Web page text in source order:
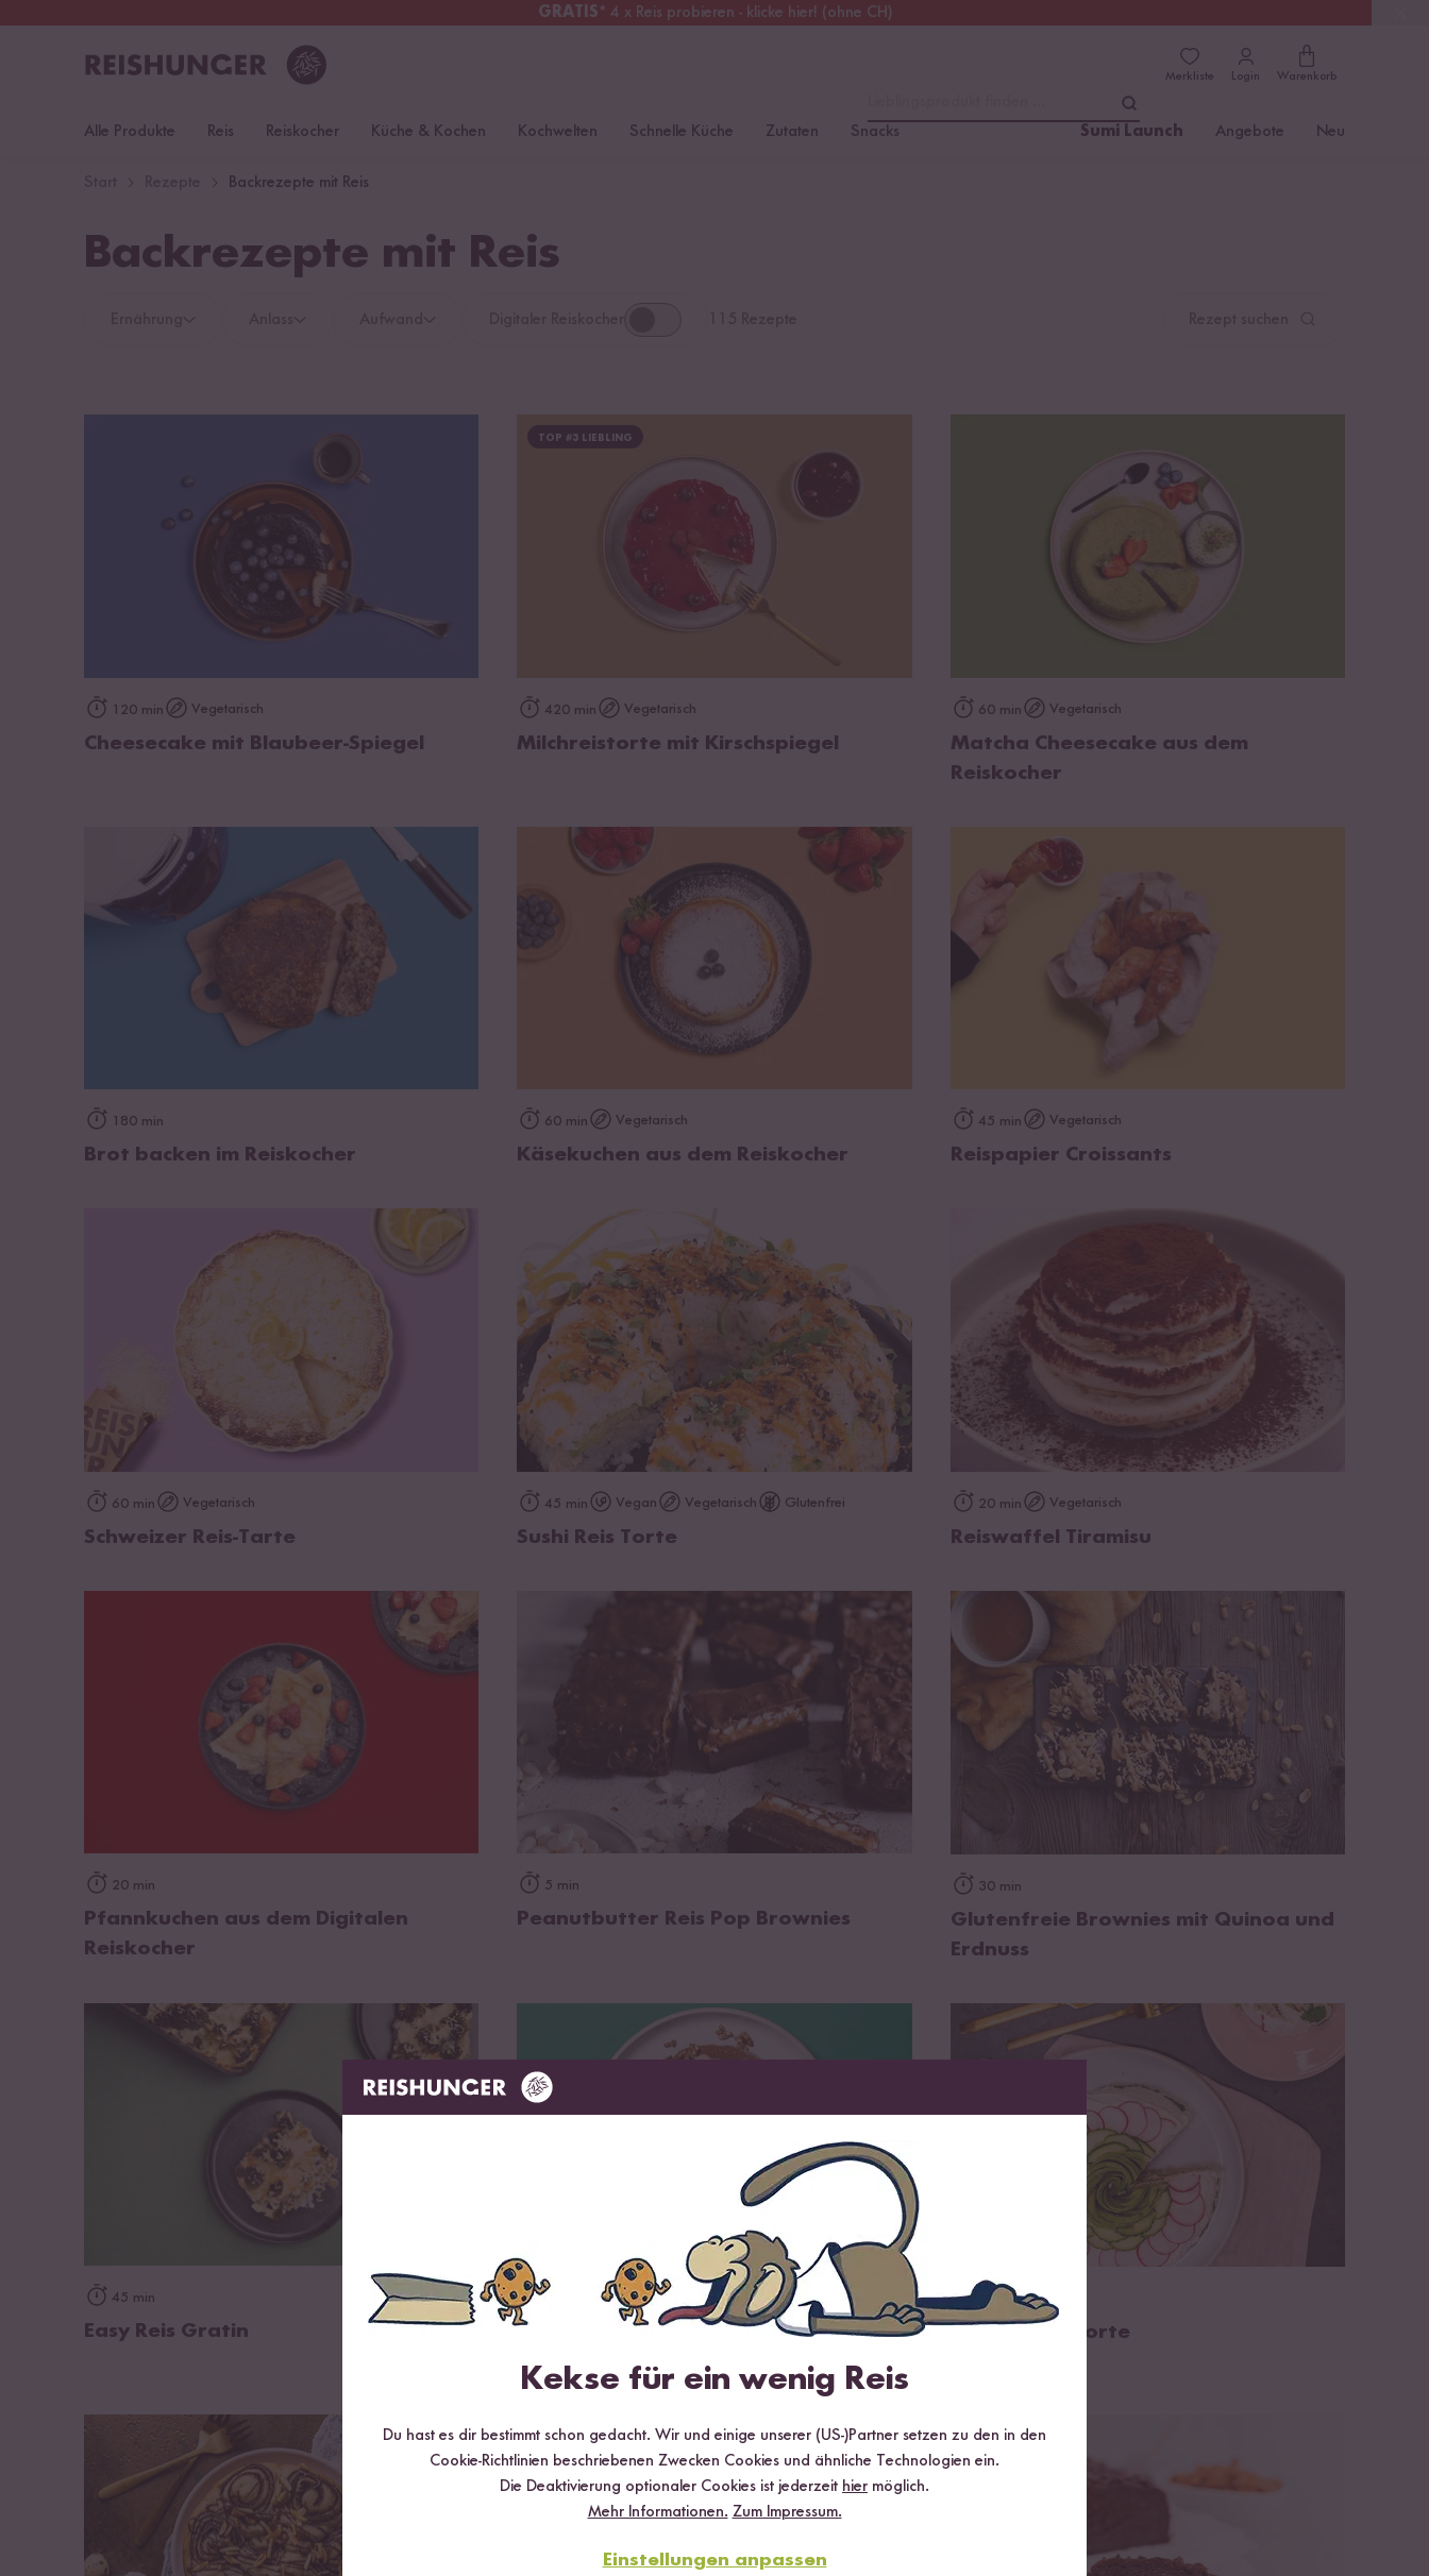
GRATIS* 4 x Reis probieren - klicke hier! (ohne CH)
Alle Zölle & Steuern inklusive
Merkliste Login Warenkorb
Alle Produkte Reis Reiskocher Küche & Kochen Kochwelten Schnelle Küche Zutaten Snacks Sumi Launch Angebote Neu
Backrezepte mit Reis
Backrezepte mit Reis
120 min Vegetarisch
Cheesecake mit Blaubeer-Spiegel
TOP #3 LIEBLING
420 min Vegetarisch
Milchreistorte mit Kirschspiegel
60 min Vegetarisch
Matcha Cheesecake aus dem
Reiskocher
180 min
Brot backen im Reiskocher
60 min Vegetarisch
Käsekuchen aus dem Reiskocher
45 min Vegetarisch
Reispapier Croissants
60 min Vegetarisch
Schweizer Reis-Tarte
zum Rezept
45 min Vegan Vegetarisch Glutenfrei
Sushi Reis Torte
20 min Vegetarisch
Reiswaffel Tiramisu
20 min
Pfannkuchen aus dem Digitalen
Reiskocher
5 min
Peanutbutter Reis Pop Brownies
30 min
Glutenfreie Brownies mit Quinoa und
Erdnuss
zum Rezept
45 min
Easy Reis Gratin
zum Rezept
Pumpkin Spiced Kürbis-Orangen-
Kuchen
30 min
7-Cerealien-Torte
Kekse für ein wenig Reis
Du hast es dir bestimmt schon gedacht. Wir und einige unserer (US-)Partner setzen zu den in den
Cookie-Richtlinien beschriebenen Zwecken Cookies und ähnliche Technologien ein.
Die Deaktivierung optionaler Cookies ist jederzeit hier möglich.
Mehr Informationen. Zum Impressum.
Einstellungen anpassen